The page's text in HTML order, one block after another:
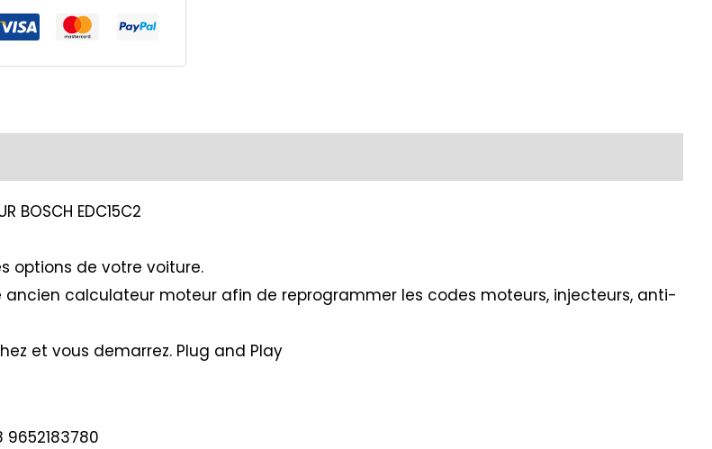
BOSCH EDC15C2
options de votre voiture.
calculateur moteur afin de reprogrammer les codes moteurs, injecteurs, anti-
et vous demarrez. Plug and Play
9652183780